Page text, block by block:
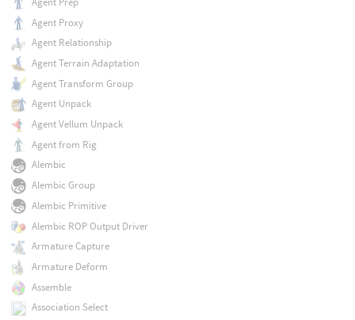
Agent Proxy
Agent Relationship
Agent Terrain Adaptation
Agent Transform Group
Agent Unpack
Agent Vellum Unpack
Agent from Rig
Alembic
Alembic Group
Alembic Primitive
Alembic ROP Output Driver
Armature Capture
Armature Deform
Assemble
Association Select